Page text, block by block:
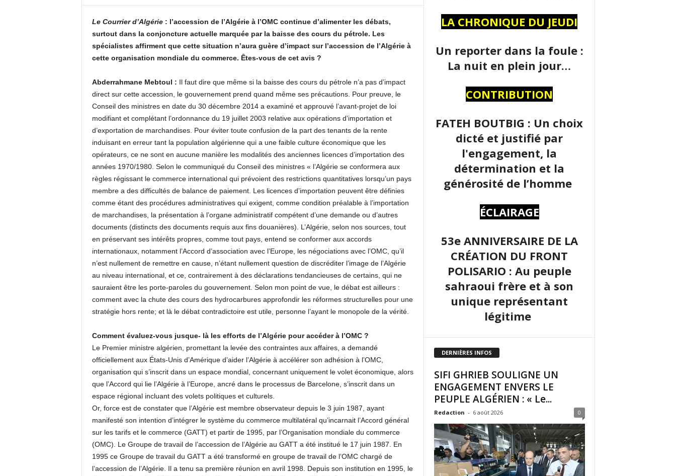
Le Courrier d’Algérie: l’accession de l’Algérie à l’OMC continue d’alimenter les débats,
surtout dans la conjoncture actuelle marquée par la baisse des cours du pétrole. Les
spécialistes affirment que cette situation n’aura guère d’impact sur l’accession de l’Algérie à
cette organisation mondiale du commerce. Êtes-vous de cet avis ?
Abderrahmane Mebtoul : Il faut dire que même si la baisse des cours du pétrole n’a pas d’impact
direct sur cette accession, le gouvernement prend quand même ses précautions. Pour preuve, le
Conseil des ministres en date du 30 décembre 2014 a examiné et approuvé l’avant-projet de loi
modifiant et complétant l’ordonnance du 19 juillet 2003 relative aux opérations d’importation et
d’exportation de marchandises. Pour éviter toute confusion de la part des tenants de la rente
induisant en erreur tant la population algérienne qui a une faible culture économique que les
opérateurs, ce ne sont en aucune manière les modalités des anciennes licences d’importation des
années 1970/1980. Selon le communiqué du Conseil des ministres « l’Algérie se conformera aux
règles régissant le commerce international qui prévoient des restrictions quantitatives lorsqu’un pays
membre a des difficultés de balance de paiement. Les licences d’importation peuvent être définies
comme étant des procédures administratives qui exigent, comme condition préalable à l’importation
de marchandises, la présentation à l’organe administratif compétent d’une demande ou d’autres
documents (distincts des documents requis aux fins douanières). L’Algérie, selon nos sources, tout
en préservant ses intérêts propres, comme tout pays, entend se conformer aux accords
internationaux, notamment l’Accord d’association avec l’Europe, les négociations avec l’OMC, qu’il
n’est nullement de remettre en cause, n’étant nullement question de discréditer l’image de l’Algérie
au niveau international, et ce, contrairement à des déclarations tendancieuses de certains, qui ne
sauraient être les porte-paroles du gouvernement. Selon mon point de vue, le débat est ailleurs :
comment avec la chute des cours des hydrocarbures approfondir les réformes structurelles pour une
stratégie hors rente; et là le débat contradictoire est utile, personne l’ayant le monopole de la vérité.
Comment évaluez-vous jusque- là les efforts de l’Algérie pour accéder à l’OMC ?
Le Premier ministre algérien, promettant la levée des contraintes aux affaires, a demandé
officiellement aux États-Unis d’Amérique d’aider l’Algérie à accélérer son adhésion à l’OMC,
organisation qui s’inscrit dans un espace mondial, concernant uniquement le volet économique, alors
que l’Accord qui lie l’Algérie à l’Europe, ancré dans le processus de Barcelone, s’inscrit dans un
espace régional incluant des volets politiques et culturels.
Or, force est de constater que l’Algérie est membre observateur depuis le 3 juin 1987, ayant
manifesté son intention d’intégrer le système du commerce multilatéral qu’incarnait l’Accord général
sur les tarifs et le commerce (GATT) et partir de 1995, par l’Organisation mondiale du commerce
(OMC). Le Groupe de travail de l’accession de l’Algérie au GATT a été institué le 17 juin 1987. En
1995 ce Groupe de travail du GATT a été transformé en groupe de travail de l’OMC chargé de
l’accession de l’Algérie. Il a tenu sa première réunion en avril 1998. Depuis son institution en 1995, le
LA CHRONIQUE DU JEUDI
Un reporter dans la foule :
La nuit en plein jour…
CONTRIBUTION
FATEH BOUTBIG : Un choix
dicté et justifié par
l'engagement, la
détermination et la
générosité de l’homme
ÉCLAIRAGE
53e ANNIVERSAIRE DE LA
CRÉATION DU FRONT
POLISARIO : Au peuple
sahraoui frère et à son
unique représentant
légitime
DERNIÈRES INFOS
SIFI GHRIEB SOULIGNE UN
ENGAGEMENT ENVERS LE
PEUPLE ALGÉRIEN : « Le...
Redaction - 6 août 2026 0